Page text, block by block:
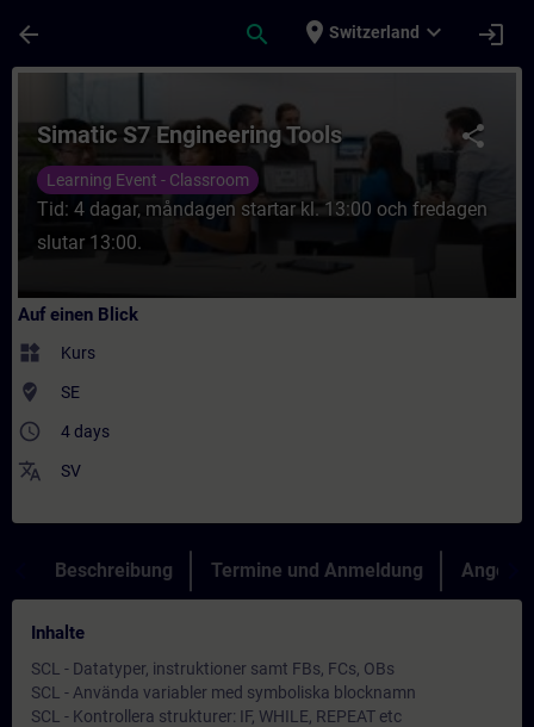
arrow_back search place Switzerland expand_more login
share
Simatic S7 Engineering Tools
Learning Event - Classroom
Tid: 4 dagar, måndagen startar kl. 13:00 och fredagen
slutar 13:00.
Auf einen Blick
widgets Kurs
where_to_vote SE
access_time 4 days
translate SV
Beschreibung Termine und Anmeldung Angebot
Inhalte
SCL - Datatyper, instruktioner samt FBs, FCs, OBs
SCL - Använda variabler med symboliska blocknamn
SCL - Kontrollera strukturer: IF, WHILE, REPEAT etc